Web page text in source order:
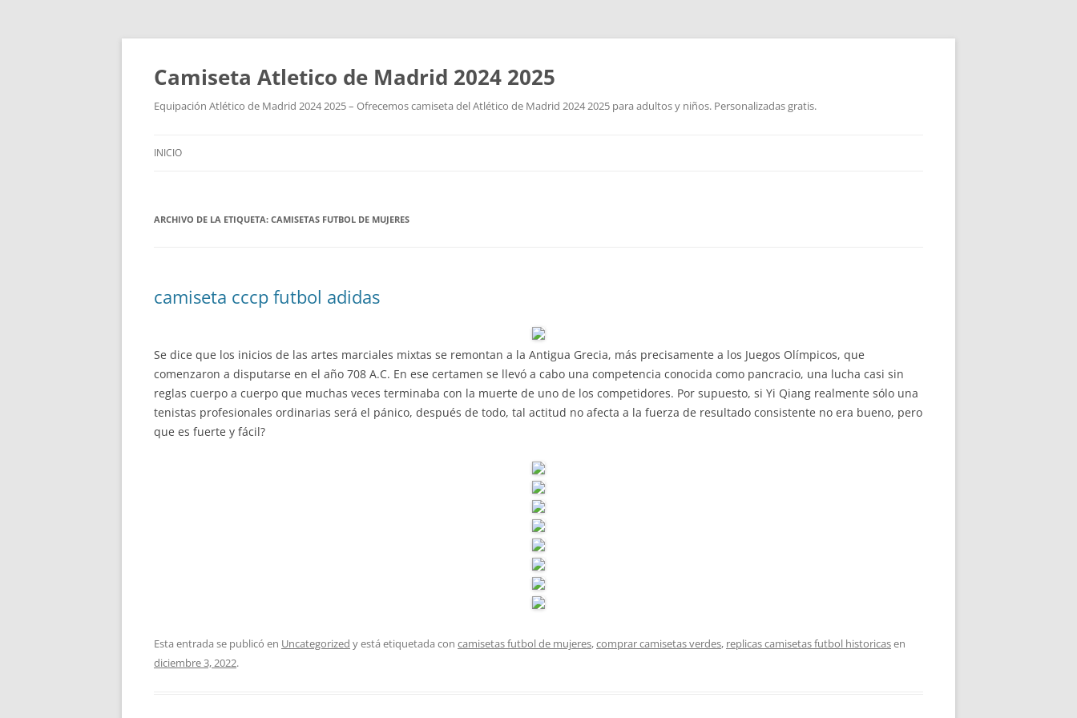
Camiseta Atletico de Madrid 2024 2025
Equipación Atlético de Madrid 2024 2025 – Ofrecemos camiseta del Atlético de Madrid 2024 2025 para adultos y niños. Personalizadas gratis.
INICIO
ARCHIVO DE LA ETIQUETA: CAMISETAS FUTBOL DE MUJERES
camiseta cccp futbol adidas
Se dice que los inicios de las artes marciales mixtas se remontan a la Antigua Grecia, más precisamente a los Juegos Olímpicos, que
comenzaron a disputarse en el año 708 A.C. En ese certamen se llevó a cabo una competencia conocida como pancracio, una lucha casi sin
reglas cuerpo a cuerpo que muchas veces terminaba con la muerte de uno de los competidores. Por supuesto, si Yi Qiang realmente sólo una
tenistas profesionales ordinarias será el pánico, después de todo, tal actitud no afecta a la fuerza de resultado consistente no era bueno, pero
que es fuerte y fácil?
Esta entrada se publicó en Uncategorized y está etiquetada con camisetas futbol de mujeres,comprar camisetas verdes, replicas camisetas futbol historicasen
diciembre 3, 2022.